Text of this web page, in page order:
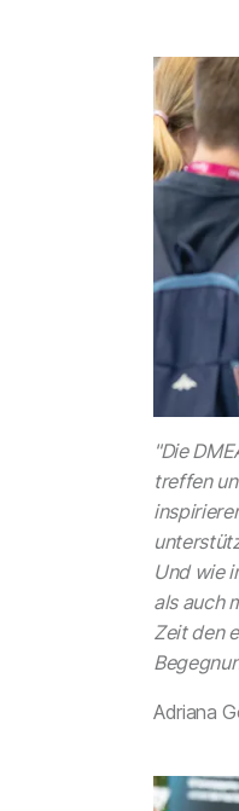
"Die
treffen
Und wie
als auch
Zeit den
Adriana